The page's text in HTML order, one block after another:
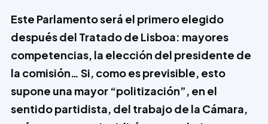
Este Parlamento será el primero elegido
después del Tratado de Lisboa: mayores
competencias, la elección del presidente de
la comisión… Si, como es previsible, esto
supone una mayor “politización”, en el
sentido partidista, del trabajo de la Cámara,